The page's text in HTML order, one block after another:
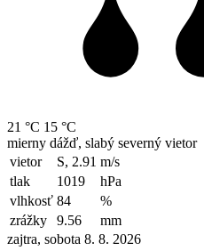
21 °C 15 °C
mierny dážď, slabý severný vietor
vietor
S, 2.91 m/s
tlak
1019
hPa
vlhkosť 84
%
zrážky
9.56
mm
zajtra, sobota 8. 8. 2026